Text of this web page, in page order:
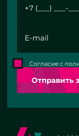
Отправить
Согласие с